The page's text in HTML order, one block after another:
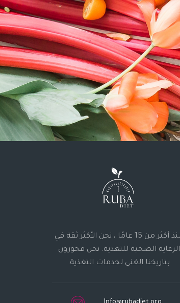
منذ أكثر من 15 عامًا ، نحن الأكثر ثقة في
الرعاية الصحية للتغذية. نحن فخورون
بتاريخنا الغني لخدمات التغذية.